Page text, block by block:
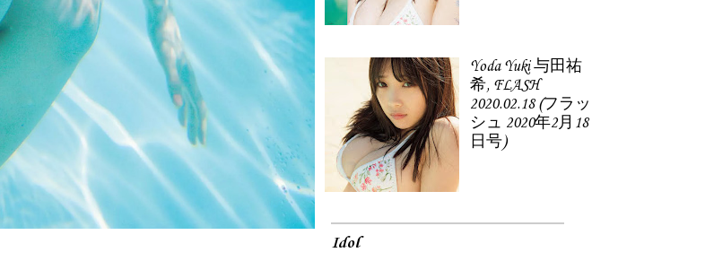
Yoda Yuki 与田祐
希, FLASH
2020.02.18 (フラッ
シュ 2020年2月18
日号)
Idol